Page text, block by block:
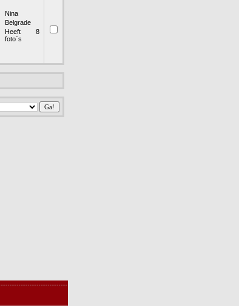
Nina
Belgrade
Heeft 8
foto`s